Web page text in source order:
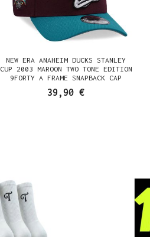
NEW ERA ANAHEIM DUCKS STANLEY
CUP 2003 MAROON TWO TONE EDITION
9FORTY A FRAME SNAPBACK CAP
39,90 €